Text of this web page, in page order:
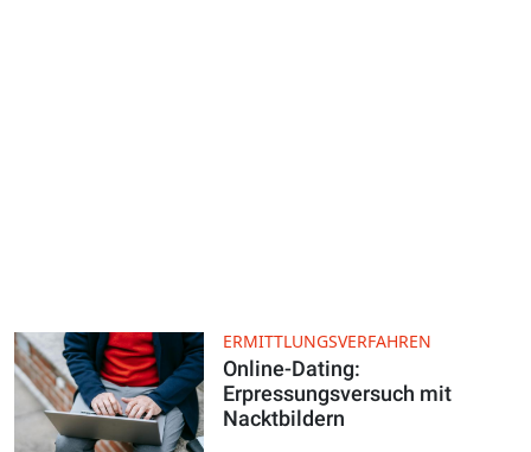
ERMITTLUNGSVERFAHREN
Online-Dating:
Erpressungsversuch mit
Nacktbildern